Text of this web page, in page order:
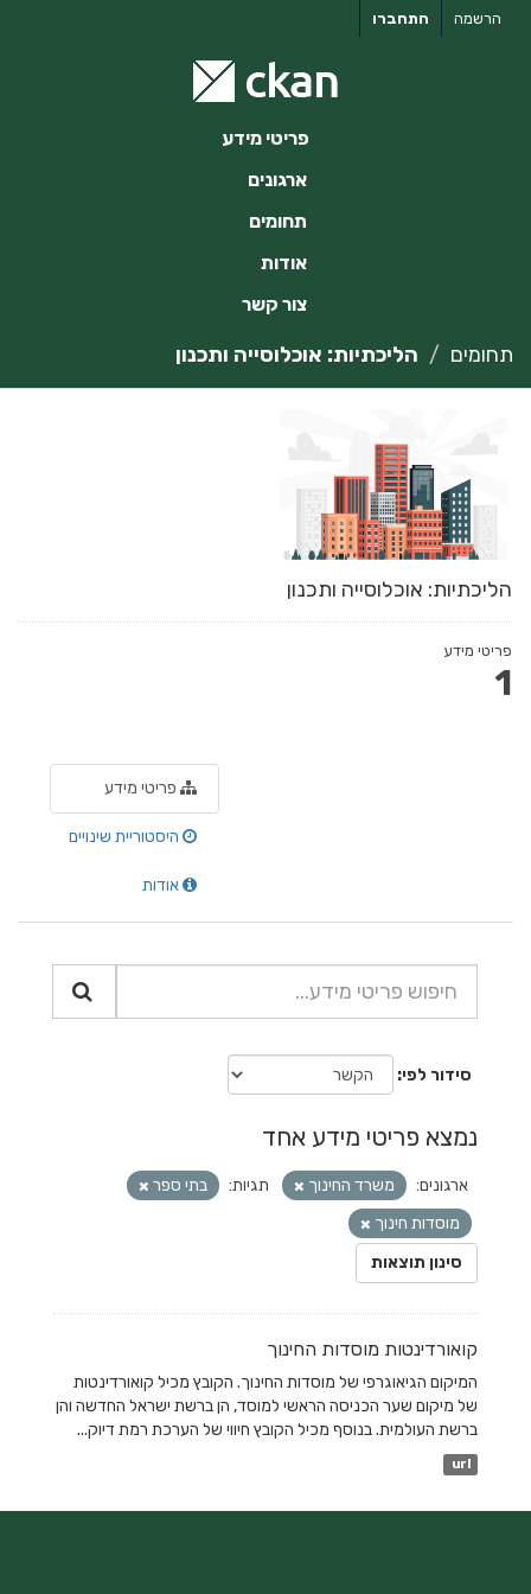
התחברו הרשמה
פריטי מידע
ארגונים
תחומים
אודות
צור קשר
תחומים הליכתיות: אוכלוסייה ותכנון
הליכתיות: אוכלוסייה ותכנון
פריטי מידע
1
פריטי מידע
היסטוריית שינויים
אודות
סידור לפי
נמצא פריטי מידע אחד
ארגונים: משרד החינוך תגיות:
בתי ספר
מוסדות חינוך
סינון תוצאות
קואורדינטות מוסדות החינוך
המיקום הגיאוגרפי של מוסדות החינוך. הקובץ מכיל קואורדינטות
של מיקום שער הכניסה הראשי למוסד, הן ברשת ישראל החדשה והן
ברשת העולמית. בנוסף מכיל הקובץ חיווי של הערכת רמת דיוק...
url